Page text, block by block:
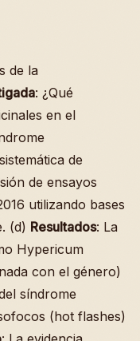
de la
: ¿Qué
en el
de
de ensayos
utilizando bases
(d) Resultados: La
Hypericum
con el género)
síndrome
(hot flashes)